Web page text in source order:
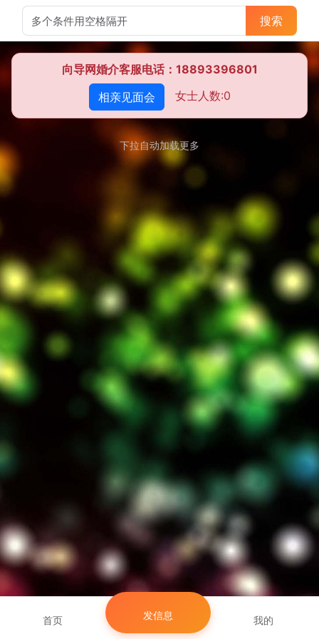
搜索
向导网婚介客服电话：18893396801
相亲见面会
女士人数:0
下拉自动加载更多
首页 发信息 我的